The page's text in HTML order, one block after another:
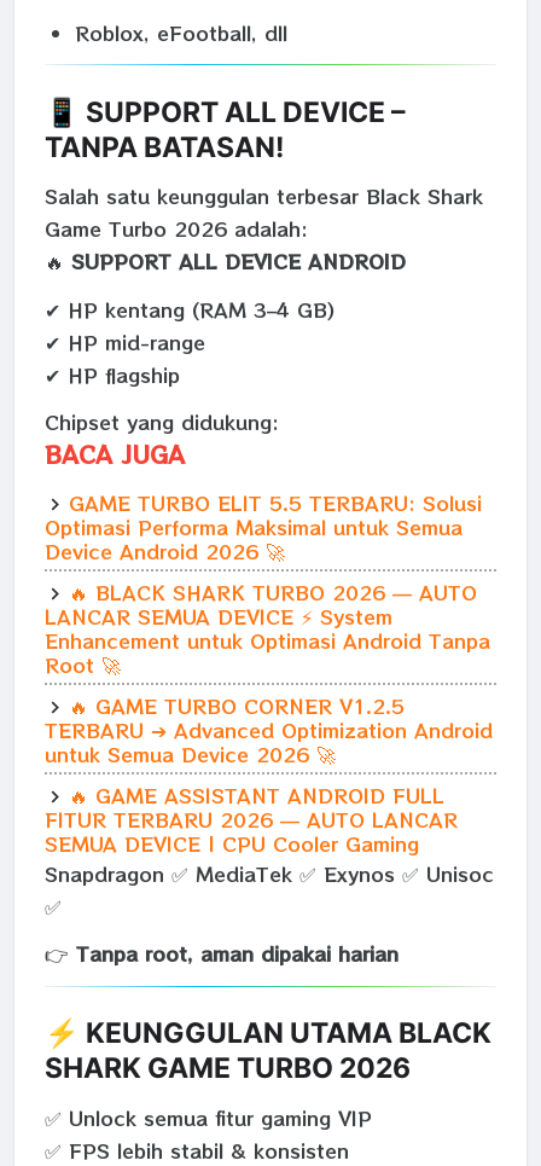
Roblox, eFootball, dll
📱 SUPPORT ALL DEVICE –
TANPA BATASAN!
Salah satu keunggulan terbesar Black Shark
Game Turbo 2026 adalah:
🔥 SUPPORT ALL DEVICE ANDROID
✔ HP kentang (RAM 3–4 GB)
✔ HP mid-range
✔ HP flagship
Chipset yang didukung:
BACA JUGA
GAME TURBO ELIT 5.5 TERBARU: Solusi
Optimasi Performa Maksimal untuk Semua
Device Android 2026 🚀
🔥 BLACK SHARK TURBO 2026 — AUTO
LANCAR SEMUA DEVICE ⚡ System
Enhancement untuk Optimasi Android Tanpa
Root 🚀
🔥 GAME TURBO CORNER V1.2.5
TERBARU ➔ Advanced Optimization Android
untuk Semua Device 2026 🚀
🔥 GAME ASSISTANT ANDROID FULL
FITUR TERBARU 2026 — AUTO LANCAR
SEMUA DEVICE | CPU Cooler Gaming
Snapdragon ✅ MediaTek ✅ Exynos ✅ Unisoc
✅
👉 Tanpa root, aman dipakai harian
⚡ KEUNGGULAN UTAMA BLACK
SHARK GAME TURBO 2026
✅ Unlock semua fitur gaming VIP
✅ FPS lebih stabil & konsisten